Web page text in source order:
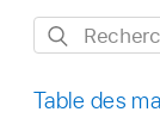
Rechercher
ce
Table des